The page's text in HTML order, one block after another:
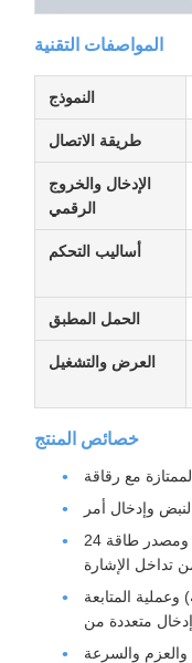
المواصفات التقنية
النموذج
طريقة الاتصال
الإدخال والخروج
الرقمي
أساليب التحكم
الحمل المطبق
العرض والتشغيل
خصائص المنتج
وحدة نبض مع اتصال مستقل 24 فولت ومصدر طاقة 24
تداخل الإشارة
المتابعة
والسرعة